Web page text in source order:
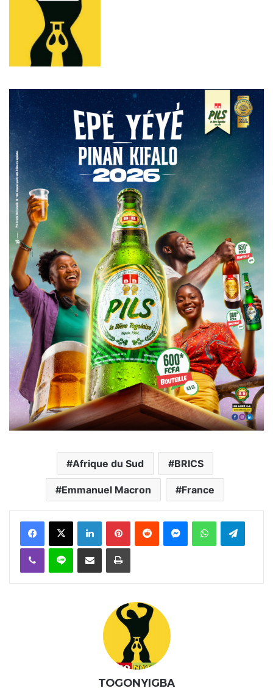
Afrique du Sud BRICS
Emmanuel Macron France
FacebookX Linkedin PinterestReddit MessengerWhatsAppTelegram
Viber Ligne Partager par email Imprimer
TOGONYIGBA